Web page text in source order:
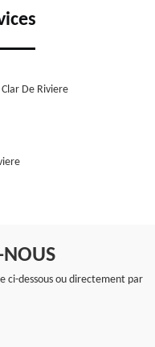
De Riviere
NOUS
ci-dessous ou directement par